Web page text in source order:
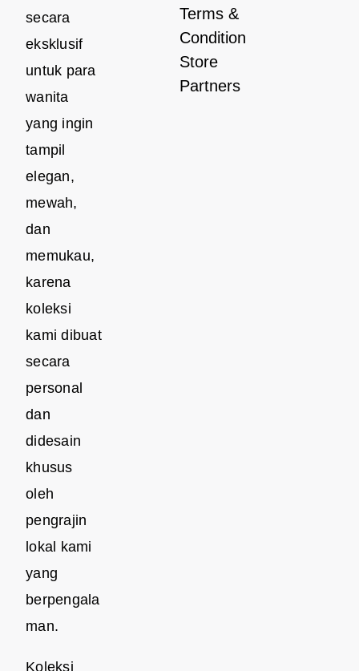
secara
eksklusif
untuk para
wanita
yang ingin
tampil
elegan,
mewah,
dan
memukau,
karena
koleksi
kami dibuat
secara
personal
dan
didesain
khusus
oleh
pengrajin
lokal kami
yang
berpengala
man.
Koleksi
Terms &
Condition
Store
Partners